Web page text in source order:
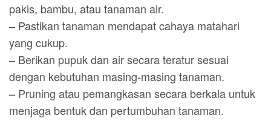
pakis, bambu, atau tanaman air.
– Pastikan tanaman mendapat cahaya matahari
yang cukup.
– Berikan pupuk dan air secara teratur sesuai
dengan kebutuhan masing-masing tanaman.
– Pruning atau pemangkasan secara berkala untuk
menjaga bentuk dan pertumbuhan tanaman.